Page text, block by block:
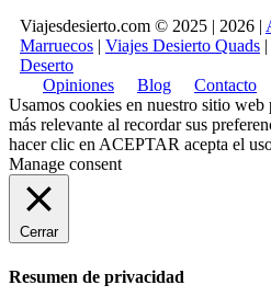
Viajesdesierto.com © 2025 | 2026 |
Marruecos | Viajes Desierto Quads |
Deserto
Opiniones
Blog Contacto
Usamos cookies en nuestro sitio
más relevante al recordar sus
hacer clic en ACEPTAR acepta el
Manage consent
Cerrar
Resumen de privacidad